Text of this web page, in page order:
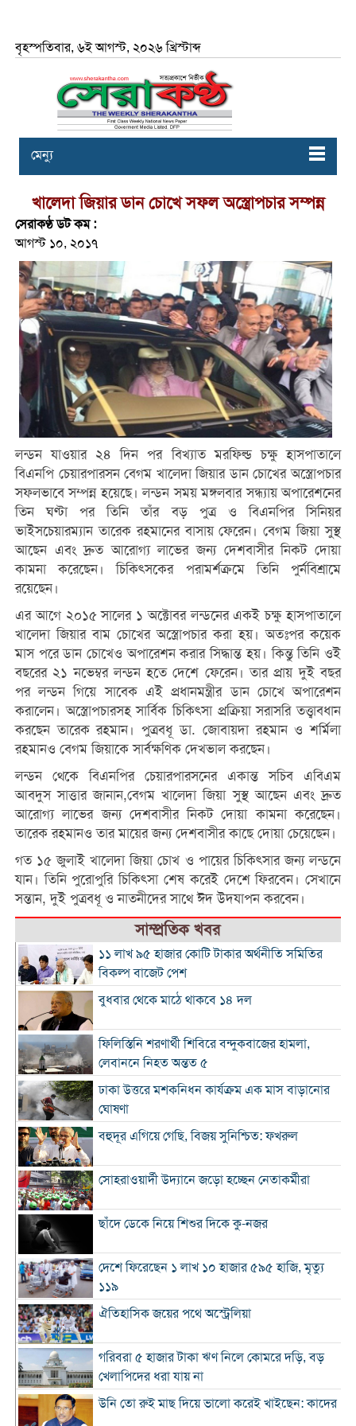
বৃহস্পতিবার, ৬ই আগস্ট, ২০২৬ খ্রিস্টাব্দ
মেন্যু
খালেদা জিয়ার ডান চোখে সফল অস্ত্রোপচার সম্পন্ন
সেরাকণ্ঠ ডট কম :
আগস্ট ১০, ২০১৭
লন্ডন যাওয়ার ২৪ দিন পর বিখ্যাত মরফিল্ড চক্ষু হাসপাতালে
বিএনপি চেয়ারপারসন বেগম খালেদা জিয়ার ডান চোখের অস্ত্রোপচার
সফলভাবে সম্পন্ন হয়েছে। লন্ডন সময় মঙ্গলবার সন্ধ্যায় অপারেশনের
তিন ঘণ্টা পর তিনি তাঁর বড় পুত্র ও বিএনপির সিনিয়র
ভাইসচেয়ারম্যান তারেক রহমানের বাসায় ফেরেন। বেগম জিয়া সুস্থ
আছেন এবং দ্রুত আরোগ্য লাভের জন্য দেশবাসীর নিকট দোয়া
কামনা করেছেন। চিকিৎসকের পরামর্শক্রমে তিনি পুর্নবিশ্রামে
রয়েছেন।
এর আগে ২০১৫ সালের ১ অক্টোবর লন্ডনের একই চক্ষু হাসপাতালে
খালেদা জিয়ার বাম চোখের অস্ত্রোপচার করা হয়। অতঃপর কয়েক
মাস পরে ডান চোখেও অপারেশন করার সিদ্ধান্ত হয়। কিন্তু তিনি ওই
বছরের ২১ নভেম্বর লন্ডন হতে দেশে ফেরেন। তার প্রায় দুই বছর
পর লন্ডন গিয়ে সাবেক এই প্রধানমন্ত্রীর ডান চোখে অপারেশন
করালেন। অস্ত্রোপচারসহ সার্বিক চিকিৎসা প্রক্রিয়া সরাসরি তত্ত্বাবধান
করছেন তারেক রহমান। পুত্রবধূ ডা. জোবায়দা রহমান ও শর্মিলা
রহমানও বেগম জিয়াকে সার্বক্ষণিক দেখভাল করছেন।
লন্ডন থেকে বিএনপির চেয়ারপারসনের একান্ত সচিব এবিএম
আবদুস সাত্তার জানান,বেগম খালেদা জিয়া সুস্থ আছেন এবং দ্রুত
আরোগ্য লাভের জন্য দেশবাসীর নিকট দোয়া কামনা করেছেন।
তারেক রহমানও তার মায়ের জন্য দেশবাসীর কাছে দোয়া চেয়েছেন।
গত ১৫ জুলাই খালেদা জিয়া চোখ ও পায়ের চিকিৎসার জন্য লন্ডনে
যান। তিনি পুরোপুরি চিকিৎসা শেষ করেই দেশে ফিরবেন। সেখানে
সন্তান, দুই পুত্রবধূ ও নাতনীদের সাথে ঈদ উদযাপন করবেন।
সাম্প্রতিক খবর
১১ লাখ ৯৫ হাজার কোটি টাকার অর্থনীতি সমিতির
বিকল্প বাজেট পেশ
বুধবার থেকে মাঠে থাকবে ১৪ দল
ফিলিস্তিনি শরণার্থী শিবিরে বন্দুকবাজের হামলা,
লেবাননে নিহত অন্তত ৫
ঢাকা উত্তরে মশকনিধন কার্যক্রম এক মাস বাড়ানোর
ঘোষণা
বহুদূর এগিয়ে গেছি, বিজয় সুনিশ্চিত: ফখরুল
সোহরাওয়ার্দী উদ্যানে জড়ো হচ্ছেন নেতাকর্মীরা
ছাঁদে ডেকে নিয়ে শিশুর দিকে কু-নজর
দেশে ফিরেছেন ১ লাখ ১০ হাজার ৫৯৫ হাজি, মৃত্যু
১১৯
ঐতিহাসিক জয়ের পথে অস্ট্রেলিয়া
গরিবরা ৫ হাজার টাকা ঋণ নিলে কোমরে দড়ি, বড়
খেলাপিদের ধরা যায় না
উনি তো রুই মাছ দিয়ে ভালো করেই খাইছেন: কাদের